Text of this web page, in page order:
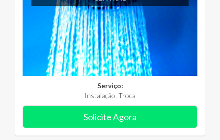
Serviço:
Instalação, Troca
Solicite Agora